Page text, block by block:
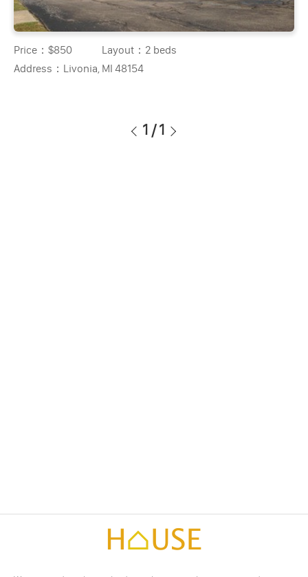
Price：$850 Layout： 2 beds
Address： Livonia, MI 48154
1 /1